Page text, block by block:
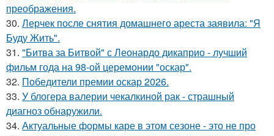
преображения.
30. Лерчек после снятия домашнего ареста заявила: "Я
Буду Жить".
31. "Битва за Битвой" с Леонардо дикаприо - лучший
фильм года на 98-ой церемонии "оскар".
32. Победители премии оскар 2026.
33. У блогера валерии чекалкиной рак - страшный
диагноз обнаружили.
34. Актуальные формы каре в этом сезоне - это не про